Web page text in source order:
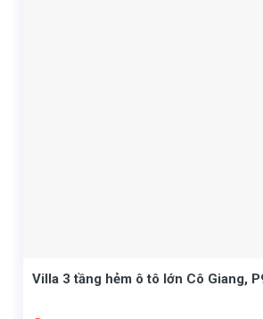
Villa 3 tầng hẻm ô tô lớn Cô Giang,